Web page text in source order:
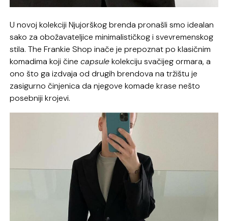
U novoj kolekciji Njujorškog brenda pronašli smo idealan
sako za obožavateljice minimalističkog i svevremenskog
stila. The Frankie Shop inače je prepoznat po klasičnim
komadima koji činecapsulekolekciju svačijeg ormara, a
ono što ga izdvaja od drugih brendova na tržištu je
zasigurno činjenica da njegove komade krase nešto
posebniji krojevi.